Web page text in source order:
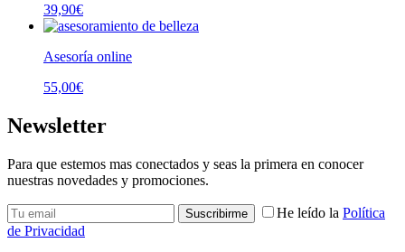
39,90€
Asesoría online
55,00€
Newsletter
Para que estemos mas conectados y seas la primera en conocer
nuestras novedades y promociones.
He leído la Política
de Privacidad